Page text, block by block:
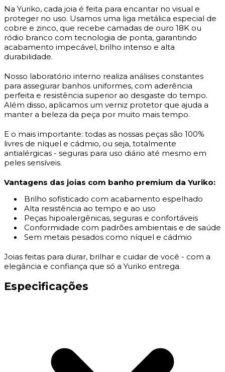
Na Yuriko, cada joia é feita para encantar no visual e
proteger no uso. Usamos uma liga metálica especial de
cobre e zinco, que recebe camadas de ouro 18K ou
ródio branco com tecnologia de ponta, garantindo
acabamento impecável, brilho intenso e alta
durabilidade.
Nosso laboratório interno realiza análises constantes
para assegurar banhos uniformes, com aderência
perfeita e resistência superior ao desgaste do tempo.
Além disso, aplicamos um verniz protetor que ajuda a
manter a beleza da peça por muito mais tempo.
E o mais importante: todas as nossas peças são 100%
livres de níquel e cádmio, ou seja, totalmente
antialérgicas - seguras para uso diário até mesmo em
peles sensíveis.
Vantagens das joias com banho premium da Yuriko:
Brilho sofisticado com acabamento espelhado
Alta resistência ao tempo e ao uso
Peças hipoalergênicas, seguras e confortáveis
Conformidade com padrões ambientais e de saúde
Sem metais pesados como níquel e cádmio
Joias feitas para durar, brilhar e cuidar de você - com a
elegância e confiança que só a Yuriko entrega.
Especificações